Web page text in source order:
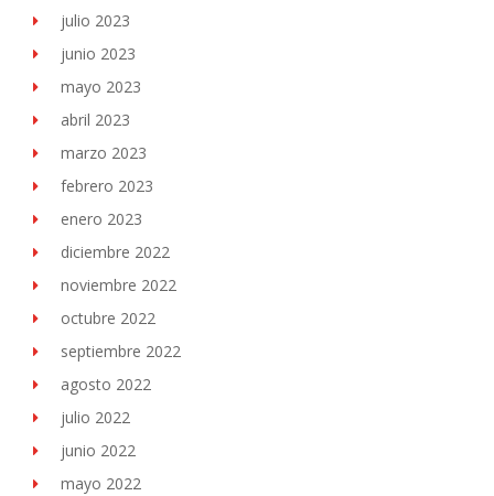
julio 2023
junio 2023
mayo 2023
abril 2023
marzo 2023
febrero 2023
enero 2023
diciembre 2022
noviembre 2022
octubre 2022
septiembre 2022
agosto 2022
julio 2022
junio 2022
mayo 2022